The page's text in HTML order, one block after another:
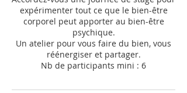
expérimenter tout ce que le bien-être
corporel peut apporter au bien-être
psychique.
Un atelier pour vous faire du bien, vous
réénergiser et partager.
Nb de participants mini : 6